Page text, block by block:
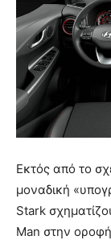
Εκτός από το
μοναδική
Stark
Man στην